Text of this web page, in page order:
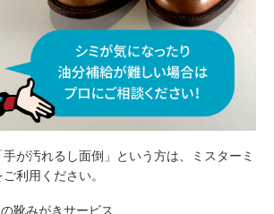
手が汚れるし面倒」という方は、ミスターミ
利用ください。
靴みがきサービス